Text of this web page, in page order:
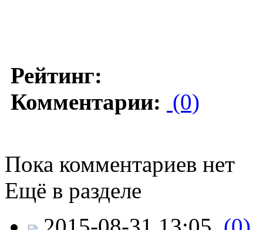
Рейтинг:
Комментарии: (0)
Пока комментариев нет
Ещё в разделе